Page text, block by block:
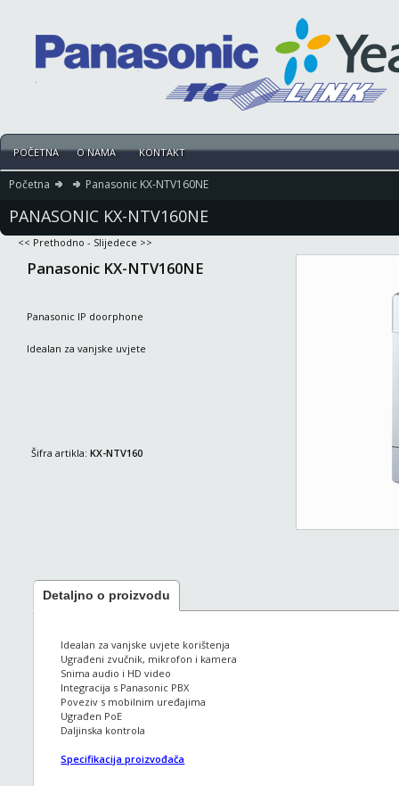
POČETNA O NAMA KONTAKT
Početna Panasonic KX-NTV160NE
PANASONIC KX-NTV160NE
<< Prethodno - Slijedece >>
Panasonic KX-NTV160NE
Panasonic IP doorphone
Idealan za vanjske uvjete
Šifra artikla: KX-NTV160
Detaljno o proizvodu
Idealan za vanjske uvjete korištenja
Ugrađeni zvučnik, mikrofon i kamera
Snima audio i HD video
Integracija s Panasonic PBX
Poveziv s mobilnim uređajima
Ugrađen PoE
Daljinska kontrola
Specifikacija proizvođača